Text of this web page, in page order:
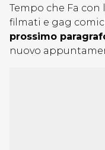
Tempo che Fa
filmati e gag
prossimo
nuovo